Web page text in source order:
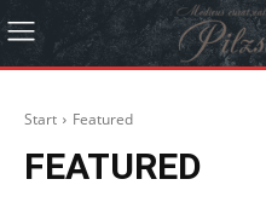
Start Featured
FEATURED